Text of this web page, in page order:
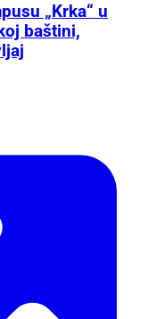
„Krka“ u
baštini,